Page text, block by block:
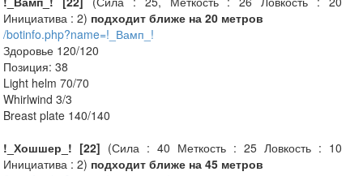
Инициатива : 2) подходит ближе на 20 метров
/botinfo.php?name=!_Вамп_!
Здоровье 120/120
Позиция: 38
Light helm 70/70
Whirlwind 3/3
Breast plate 140/140
!_Хошшер_! [22] (Сила : 40 Меткость : 25 Ловкость : 10
Инициатива : 2) подходит ближе на 45 метров